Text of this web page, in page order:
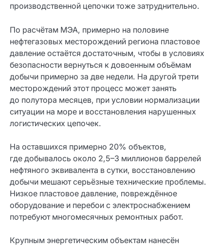
производственной цепочки тоже затруднительно.
По расчётам МЭА, примерно на половине
нефтегазовых месторождений региона пластовое
давление остаётся достаточным, чтобы в условиях
безопасности вернуться к довоенным объёмам
добычи примерно за две недели. На другой трети
месторождений этот процесс может занять
до полутора месяцев, при условии нормализации
ситуации на море и восстановления нарушенных
логистических цепочек.
На оставшихся примерно 20% объектов,
где добывалось около 2,5–3 миллионов баррелей
нефтяного эквивалента в сутки, восстановлению
добычи мешают серьёзные технические проблемы.
Низкое пластовое давление, повреждённое
оборудование и перебои с электроснабжением
потребуют многомесячных ремонтных работ.
Крупным энергетическим объектам нанесён